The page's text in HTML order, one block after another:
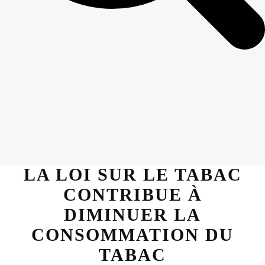
LA LOI SUR LE TABAC
CONTRIBUE À
DIMINUER LA
CONSOMMATION DU
TABAC